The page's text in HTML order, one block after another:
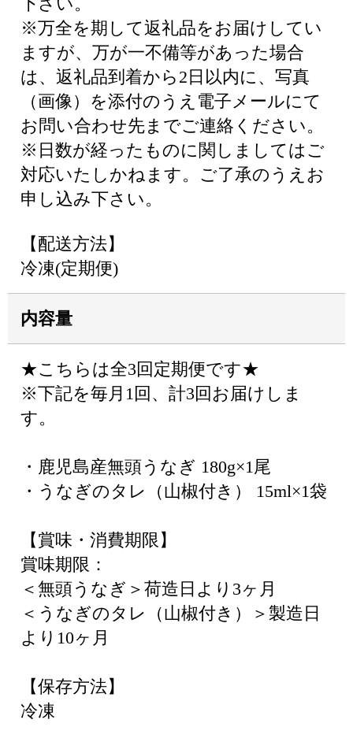
※万全を期して返礼品をお届けしてい
ますが、万が一不備等があった場合
は、返礼品到着から2日以内に、写真
（画像）を添付のうえ電子メールにて
お問い合わせ先までご連絡ください。
※日数が経ったものに関しましてはご
対応いたしかねます。ご了承のうえお
申し込み下さい。
【配送方法】
冷凍(定期便)
内容量
★こちらは全3回定期便です★
※下記を毎月1回、計3回お届けしま
す。
・鹿児島産無頭うなぎ 180g×1尾
・うなぎのタレ（山椒付き） 15ml×1袋
【賞味・消費期限】
賞味期限：
＜無頭うなぎ＞荷造日より3ヶ月
＜うなぎのタレ（山椒付き）＞製造日
より10ヶ月
【保存方法】
冷凍